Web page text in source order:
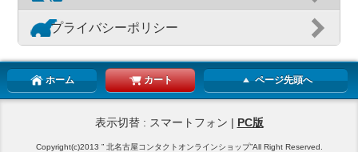
プライバシーポリシー
ホーム カート ページ先頭へ
表示切替 : スマートフォン | PC版
Copyright(c)2013 ” 北名古屋コンタクトオンラインショップ”All Right Reserved.